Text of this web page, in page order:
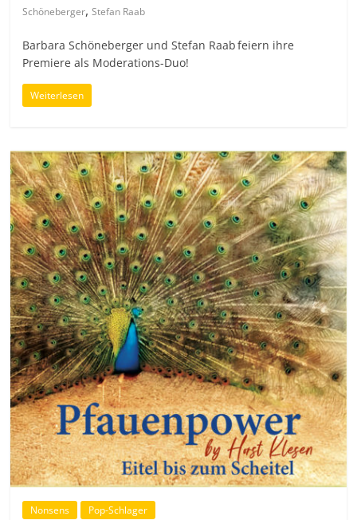
Schöneberger,Stefan Raab
Barbara Schöneberger und Stefan Raab feiern ihre
Premiere als Moderations-Duo!
Weiterlesen
Nonsens Pop-Schlager